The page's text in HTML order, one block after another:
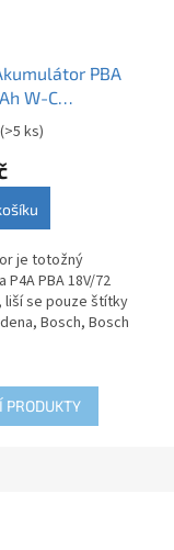
PBA
W-C
originál
(>5 ks)
je totožný
P4A PBA 18V/72
liší se pouze štítky
Bosch, Bosch
PRODUKTY